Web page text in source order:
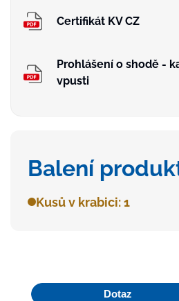
Certifikát KV CZ
Prohlášení o shodě -
vpusti
Balení
Kusů v krabici: 1
Dotaz